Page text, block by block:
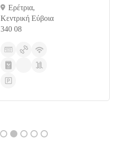
Ερέτρια,
Κεντρική Εύβοια
340 08